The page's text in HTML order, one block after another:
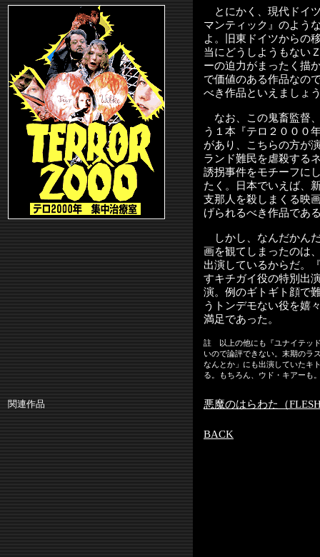
とにかく、現代ドイ
マンティック』のよう
よ。旧東ドイツからの
当にどうしようもない
ーの迫力がまったく描
で価値のある作品なの
べき作品といえましょ
なお、この鬼畜監督
う１本『テロ２０００
があり、こちらの方が
ランド難民を虐殺する
誘拐事件をモチーフに
たく。日本でいえば、
支那人を殺しまくる映
げられるべき作品であ
しかし、なんだかん
画を観てしまったのは
出演しているからだ。
すキチガイ役の特別出
演。例のギトギト顔で
うトンデモない役を嬉
満足であった。
註 以上の他にも『ユナイテッ
いので論評できない。末期のラ
なんとか」にも出演していたキ
る。もちろん、ウド・キアーも
関連作品 悪魔のはらわた（
BACK